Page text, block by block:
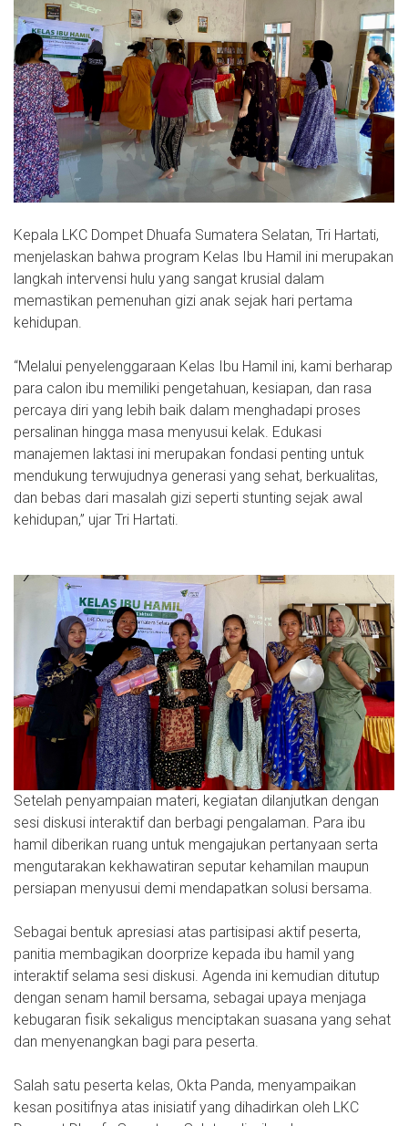
Kepala LKC Dompet Dhuafa Sumatera Selatan, Tri Hartati,
menjelaskan bahwa program Kelas Ibu Hamil ini merupakan
langkah intervensi hulu yang sangat krusial dalam
memastikan pemenuhan gizi anak sejak hari pertama
kehidupan.
“Melalui penyelenggaraan Kelas Ibu Hamil ini, kami berharap
para calon ibu memiliki pengetahuan, kesiapan, dan rasa
percaya diri yang lebih baik dalam menghadapi proses
persalinan hingga masa menyusui kelak. Edukasi
manajemen laktasi ini merupakan fondasi penting untuk
mendukung terwujudnya generasi yang sehat, berkualitas,
dan bebas dari masalah gizi seperti stunting sejak awal
kehidupan,” ujar Tri Hartati.
Setelah penyampaian materi, kegiatan dilanjutkan dengan
sesi diskusi interaktif dan berbagi pengalaman. Para ibu
hamil diberikan ruang untuk mengajukan pertanyaan serta
mengutarakan kekhawatiran seputar kehamilan maupun
persiapan menyusui demi mendapatkan solusi bersama.
Sebagai bentuk apresiasi atas partisipasi aktif peserta,
panitia membagikan doorprize kepada ibu hamil yang
interaktif selama sesi diskusi. Agenda ini kemudian ditutup
dengan senam hamil bersama, sebagai upaya menjaga
kebugaran fisik sekaligus menciptakan suasana yang sehat
dan menyenangkan bagi para peserta.
Salah satu peserta kelas, Okta Panda, menyampaikan
kesan positifnya atas inisiatif yang dihadirkan oleh LKC